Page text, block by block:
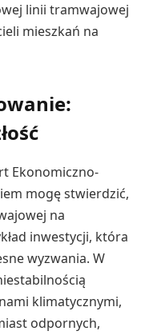
linii tramwajowej
mieszkań na
Ekonomiczno-
mogę stwierdzić,
na
inwestycji, która
wyzwania. W
klimatycznymi,
odpornych,